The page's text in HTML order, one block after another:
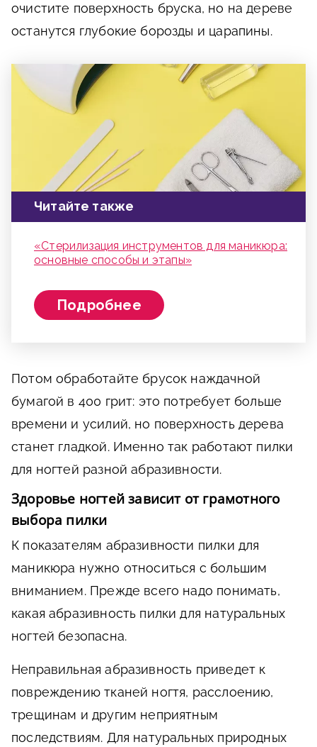
очистите поверхность бруска, но на дереве
останутся глубокие борозды и царапины.
Читайте также
«Стерилизация инструментов для маникюра:
основные способы и этапы»
Подробнее
Потом обработайте брусок наждачной
бумагой в 400 грит: это потребует больше
времени и усилий, но поверхность дерева
станет гладкой. Именно так работают пилки
для ногтей разной абразивности.
Здоровье ногтей зависит от грамотного
выбора пилки
К показателям абразивности пилки для
маникюра нужно относиться с большим
вниманием. Прежде всего надо понимать,
какая абразивность пилки для натуральных
ногтей безопасна.
Неправильная абразивность приведет к
повреждению тканей ногтя, расслоению,
трещинам и другим неприятным
последствиям. Для натуральных природных